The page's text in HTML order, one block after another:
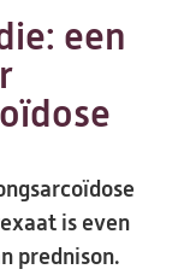
een
is even
prednison.